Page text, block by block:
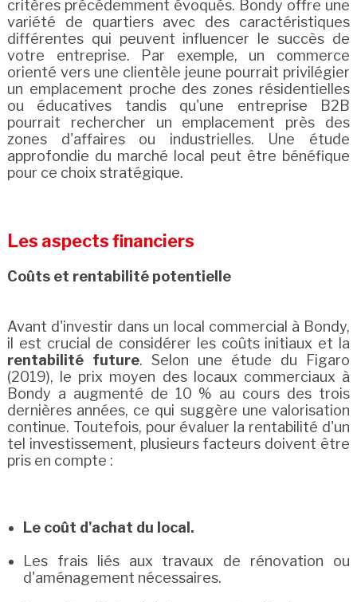
critères précédemment évoqués. Bondy offre une
variété de quartiers avec des caractéristiques
différentes qui peuvent influencer le succès de
votre entreprise. Par exemple, un commerce
orienté vers une clientèle jeune pourrait privilégier
un emplacement proche des zones résidentielles
ou éducatives tandis qu'une entreprise B2B
pourrait rechercher un emplacement près des
zones d'affaires ou industrielles. Une étude
approfondie du marché local peut être bénéfique
pour ce choix stratégique.
Les aspects financiers
Coûts et rentabilité potentielle
Avant d'investir dans un local commercial à Bondy,
il est crucial de considérer les coûts initiaux et la
rentabilité future. Selon une étude du Figaro
(2019), le prix moyen des locaux commerciaux à
Bondy a augmenté de 10 % au cours des trois
dernières années, ce qui suggère une valorisation
continue. Toutefois, pour évaluer la rentabilité d'un
tel investissement, plusieurs facteurs doivent être
pris en compte :
Le coût d'achat du local.
Les frais liés aux travaux de rénovation ou
d'aménagement nécessaires.